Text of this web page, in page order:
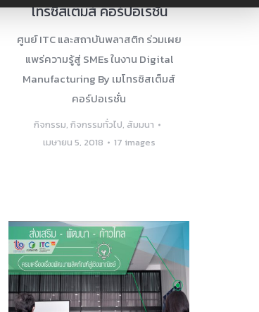
โทรซิสเต็มส์ คอร์ปอเรชั่น
ศูนย์ ITC และสถาบันพลาสติก ร่วมเผย
แพร่ความรู้สู่ SMEs ในงาน Digital
Manufacturing By เมโทรซิสเต็มส์
คอร์ปอเรชั่น
กิจกรรม, กิจกรรมทั่วไป, สัมมนา
เมษายน 5, 2018
17 images